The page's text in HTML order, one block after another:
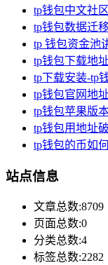
tp钱包中文社
tp钱包数据迁
tp 钱包资金池
tp钱包下载地
tp下载安装-tp
tp钱包官网地
tp钱包苹果版
tp钱包用地址
tp钱包的币如
站点信息
文章总数:8709
页面总数:0
分类总数:4
标签总数:2282